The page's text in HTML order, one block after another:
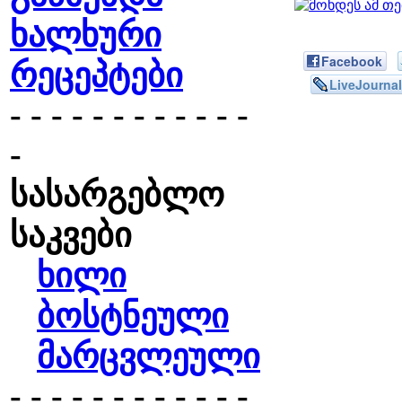
ხალხური
რეცეპტები
- - - - - - - - - - - -
-
სასარგებლო
საკვები
ხილი
ბოსტნეული
მარცვლეული
- - - - - - - - - - - -
Facebook
LiveJournal